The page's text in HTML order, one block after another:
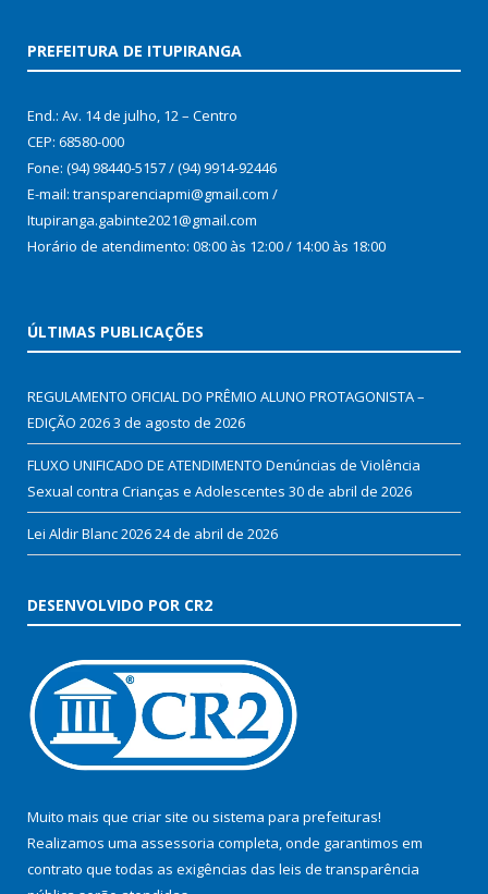
PREFEITURA DE ITUPIRANGA
End.: Av. 14 de julho, 12 – Centro
CEP: 68580-000
Fone: (94) 98440-5157 / (94) 9914-92446
E-mail: transparenciapmi@gmail.com /
Itupiranga.gabinte2021@gmail.com
Horário de atendimento: 08:00 às 12:00 / 14:00 às 18:00
ÚLTIMAS PUBLICAÇÕES
REGULAMENTO OFICIAL DO PRÊMIO ALUNO PROTAGONISTA –
EDIÇÃO 20263 de agosto de 2026
FLUXO UNIFICADO DE ATENDIMENTO Denúncias de Violência
Sexual contra Crianças e Adolescentes 30 de abril de 2026
Lei Aldir Blanc 202624 de abril de 2026
DESENVOLVIDO POR CR2
Muito mais que criar site ou sistema para prefeituras!
Realizamos uma assessoria completa, onde garantimos em
contrato que todas as exigências das leis de transparência